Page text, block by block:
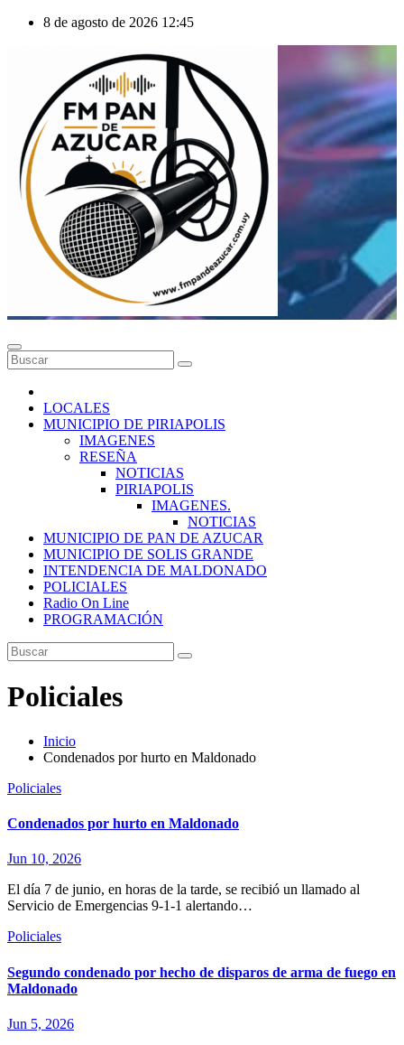
Saltar
8 de agosto de 2026 12:45
LOCALES
MUNICIPIO DE PIRIAPOLIS
IMAGENES
RESEÑA
NOTICIAS
PIRIAPOLIS
IMAGENES.
NOTICIAS
MUNICIPIO DE PAN DE AZUCAR
MUNICIPIO DE SOLIS GRANDE
INTENDENCIA DE MALDONADO
POLICIALES
Radio On Line
PROGRAMACIÓN
Policiales
Inicio
Condenados por hurto en Maldonado
Policiales
Condenados por hurto en Maldonado
Jun 10, 2026
El día 7 de junio, en horas de la tarde, se recibió un llamado al
Servicio de Emergencias 9-1-1 alertando…
Policiales
Segundo condenado por hecho de disparos de arma de fuego en
Maldonado
Jun 5, 2026